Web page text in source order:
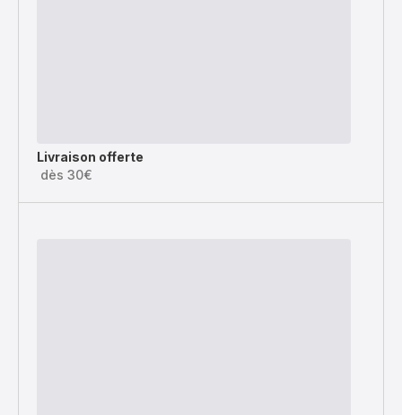
Livraison offerte
dès 30€